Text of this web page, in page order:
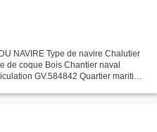
NAVIRE Type de navire Chalutier
de coque Bois Chantier naval
GV.584842 Quartier maritime